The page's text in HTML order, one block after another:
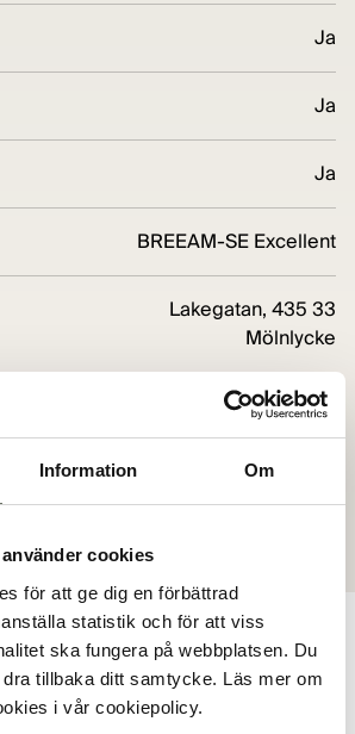
Information Om
cookies
för att ge dig en förbättrad
statistik och för att viss
ska fungera på webbplatsen. Du
tillbaka ditt samtycke. Läs mer om
i vår cookiepolicy.
Ja
Ja
Ja
BREEAM-SE Excellent
Lakegatan, 435 33
Mölnlycke
Planritning